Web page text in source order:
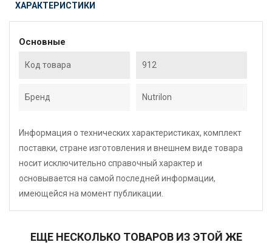
ХАРАКТЕРИСТИКИ
Основные
Код товара 912
Бренд Nutrilon
Информация о технических характеристиках, комплект
поставки, стране изготовления и внешнем виде товара
носит исключительно справочный характер и
основывается на самой последней информации,
имеющейся на момент публикации.
ЕЩЕ НЕСКОЛЬКО ТОВАРОВ ИЗ ЭТОЙ ЖЕ